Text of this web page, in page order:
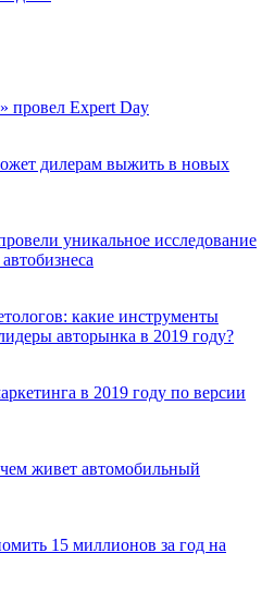
провел Expert Day
дилерам выжить в новых
уникальное исследование
какие инструменты
авторынка в 2019 году?
в 2019 году по версии
живет автомобильный
15 миллионов за год на